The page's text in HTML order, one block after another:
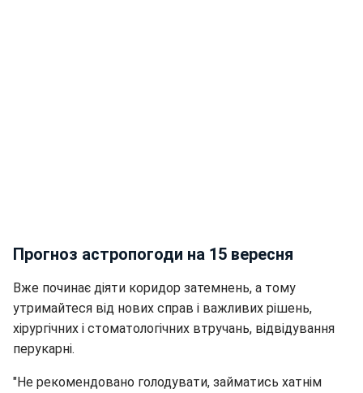
Прогноз астропогоди на 15 вересня
Вже починає діяти коридор затемнень, а тому
утримайтеся від нових справ і важливих рішень,
хірургічних і стоматологічних втручань, відвідування
перукарні.
"Не рекомендовано голодувати, займатись хатнім